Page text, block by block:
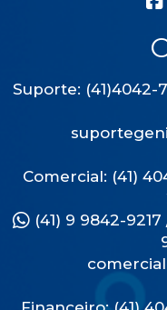
Suporte: (41)4042-
Comercial: (41)
(41) 9 9842-9217